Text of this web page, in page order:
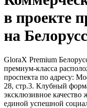
в проекте
на
GloraX Premium
премиум-класса
проспекта по адресу:
28, стр.3. Клубный
эксклюзивное качество
единой успешной